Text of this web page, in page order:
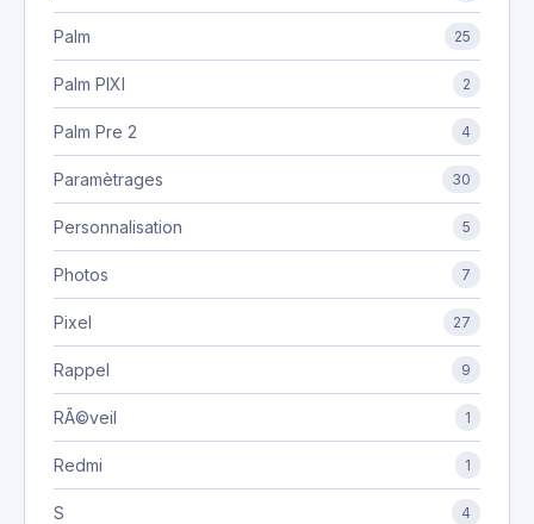
Palm 25
Palm PIXI 2
Palm Pre 2 4
Paramètrages 30
Personnalisation 5
Photos 7
Pixel 27
Rappel 9
RÃ©veil 1
Redmi 1
S 4